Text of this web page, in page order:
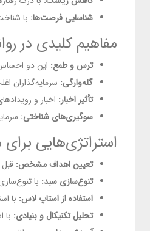
شناسایی فرصت‌ها: با
مفاهیم کلیدی در
ترس و طمع: این دو
گله‌وارگی: سرمایه‌گذاران
تأثیر اخبار: اخبار و
سوگیری‌های شناختی:
استراتژی‌هایی
تعیین اهداف مشخص:
تنوع‌سازی سبد: با
استفاده از استاپ لاس: با
تحلیل تکنیکال و بنیادی: با